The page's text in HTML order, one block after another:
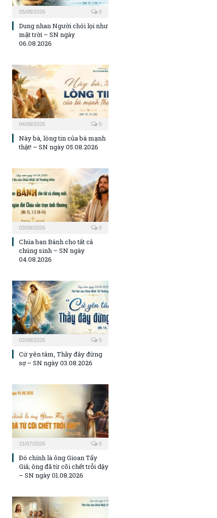
05/08/2026 0
Dung nhan Người chói lọi như
mặt trời – SN ngày
06.08.2026
04/08/2026 0
Này bà, lòng tin của bà mạnh
thật! – SN ngày 05.08.2026
03/08/2026 0
Chúa ban Bánh cho tất cả
chúng sinh – SN ngày
04.08.2026
02/08/2026 0
Cứ yên tâm, Thầy đây đừng
sợ – SN ngày 03.08.2026
31/07/2026 0
Đó chính là ông Gioan Tẩy
Giả; ông đã từ cõi chết trỗi dậy
– SN ngày 01.08.2026